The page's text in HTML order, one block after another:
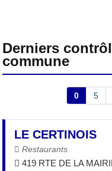
Derniers
commune
0 5
LE CERTINOIS
Restaurants
419 RTE DE LA